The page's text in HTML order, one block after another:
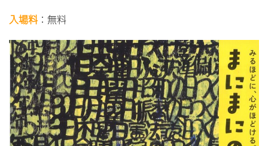
入場料 ：無料